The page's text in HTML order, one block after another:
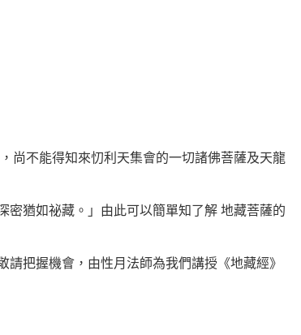
尚不能得知來忉利天集會的一切諸佛菩薩及天龍
密猶如祕藏。」由此可以簡單知了解 地藏菩薩的
把握機會，由性月法師為我們講授《地藏經》